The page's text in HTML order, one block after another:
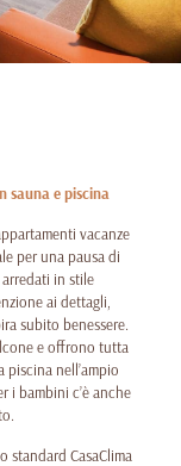
sauna e piscina
vacanze
per una pausa di
in stile
ai dettagli,
subito benessere.
e offrono tutta
piscina nell’ampio
i bambini c’è anche
CasaClima